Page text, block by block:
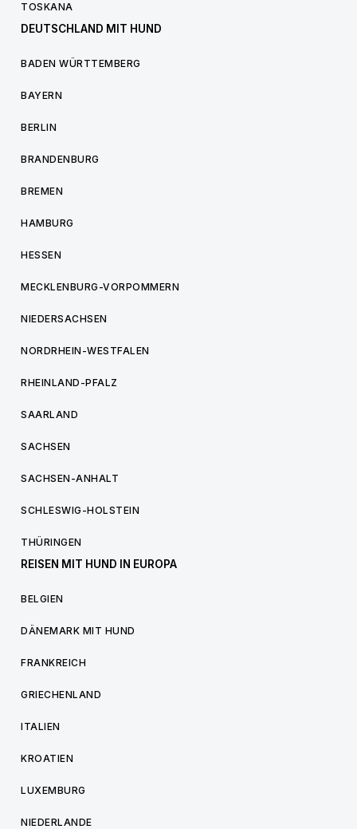
TOSKANA
DEUTSCHLAND MIT HUND
BADEN WÜRTTEMBERG
BAYERN
BERLIN
BRANDENBURG
BREMEN
HAMBURG
HESSEN
MECKLENBURG-VORPOMMERN
NIEDERSACHSEN
NORDRHEIN-WESTFALEN
RHEINLAND-PFALZ
SAARLAND
SACHSEN
SACHSEN-ANHALT
SCHLESWIG-HOLSTEIN
THÜRINGEN
REISEN MIT HUND IN EUROPA
BELGIEN
DÄNEMARK MIT HUND
FRANKREICH
GRIECHENLAND
ITALIEN
KROATIEN
LUXEMBURG
NIEDERLANDE